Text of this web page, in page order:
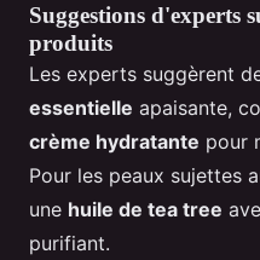
Suggestions d'experts
produits
Les experts suggèrent
essentielle apaisante,
crème hydratante pour
Pour les peaux sujettes
une huile de tea tree
purifiant.